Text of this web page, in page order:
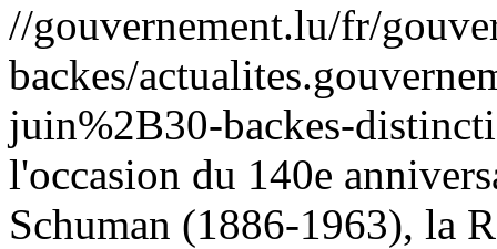
//gouvernement.lu/fr/
backes/
juin%2B30-backes-
l'occasion du 140e
Schuman (1886-1963), la